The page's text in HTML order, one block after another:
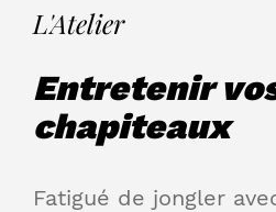
L'Atelier
Entretenir
chapiteaux
Fatigué de jongler